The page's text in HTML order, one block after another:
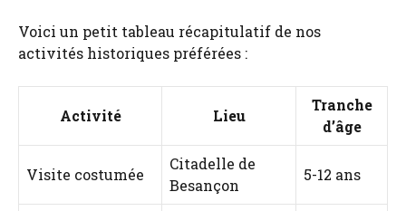
Voici un petit tableau récapitulatif de nos
activités historiques préférées :
Activité Lieu
Tranche
d’âge
Visite costumée
Citadelle de
Besançon
5-12 ans